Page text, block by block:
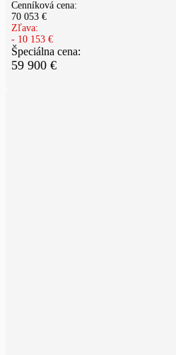
Cenníková cena:
70 053 €
Zľava:
- 10 153 €
Špeciálna cena:
59 900 €